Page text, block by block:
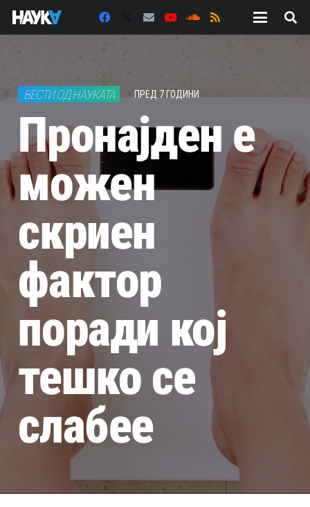
ВЕСТИ ОД НАУКАТА ПРЕД 7 ГОДИНИ
Пронајден е
можен
скриен
фактор
поради кој
тешко се
слабее